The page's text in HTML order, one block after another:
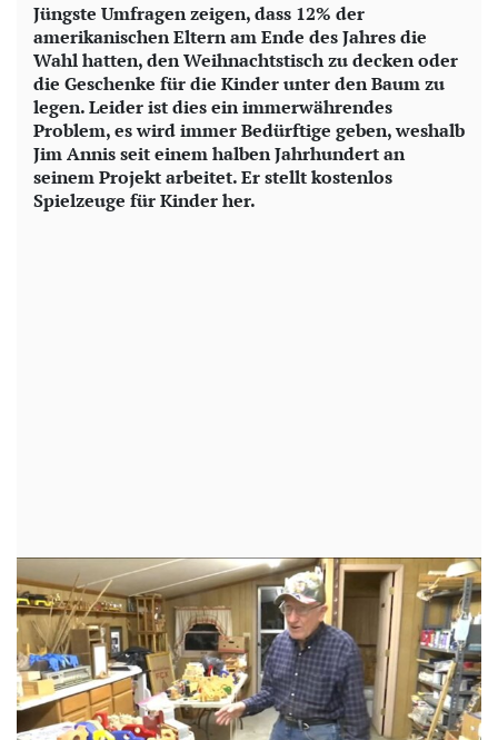
Jüngste Umfragen zeigen, dass 12% der
amerikanischen Eltern am Ende des Jahres die
Wahl hatten, den Weihnachtstisch zu decken oder
die Geschenke für die Kinder unter den Baum zu
legen. Leider ist dies ein immerwährendes
Problem, es wird immer Bedürftige geben, weshalb
Jim Annis seit einem halben Jahrhundert an
seinem Projekt arbeitet. Er stellt kostenlos
Spielzeuge für Kinder her.